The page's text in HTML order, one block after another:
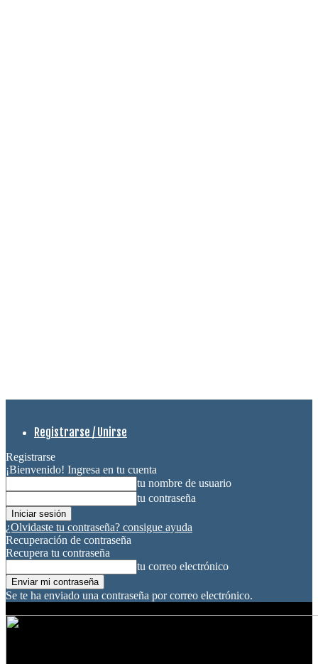
Registrarse / Unirse
Registrarse
¡Bienvenido! Ingresa en tu cuenta
tu nombre de usuario
tu contraseña
¿Olvidaste tu contraseña? consigue ayuda
Recuperación de contraseña
Recupera tu contraseña
tu correo electrónico
Se te ha enviado una contraseña por correo electrónico.